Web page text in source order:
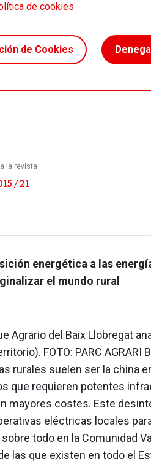
de cookies
de Cookies
ser
la revista
/ 21
energética a las
el mundo rural
Agrario del Baix Llobregat
FOTO: PARC AGRARI
rurales suelen ser la china
que requieren potentes
mayores costes. Este
eléctricas locales
todo en la Comunidad
las que existen en todo el